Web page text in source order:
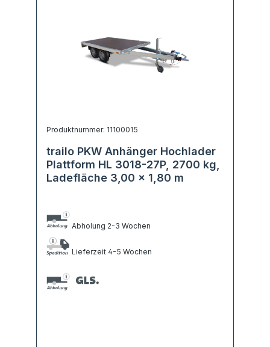
Produktnummer: 11100015
trailo PKW Anhänger Hochlader
Plattform HL 3018-27P, 2700 kg,
Ladefläche 3,00 x 1,80 m
Abholung 2-3 Wochen
Lieferzeit 4-5 Wochen